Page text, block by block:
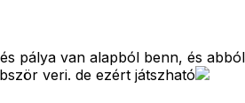
pálya van alapból benn, és
veri. de ezért játszható